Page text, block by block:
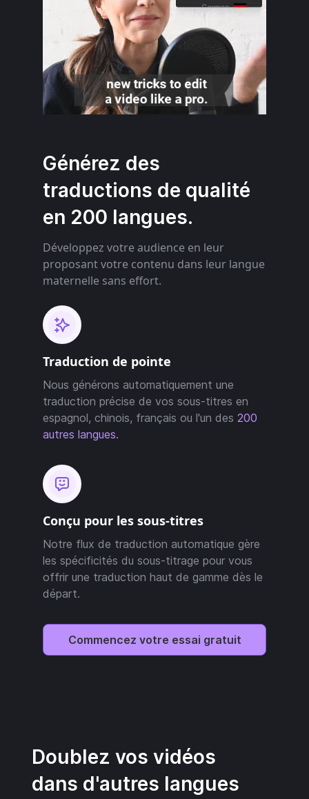
Générez des
traductions de qualité
en 200 langues.
Développez votre audience en leur
proposant votre contenu dans leur langue
maternelle sans effort.
Traduction de pointe
Nous générons automatiquement une
traduction précise de vos sous-titres en
espagnol, chinois, français ou l'un des 200
autres langues.
Conçu pour les sous-titres
Notre flux de traduction automatique gère
les spécificités du sous-titrage pour vous
offrir une traduction haut de gamme dès le
départ.
Commencez votre essai gratuit
Doublez vos vidéos
dans d'autres langues